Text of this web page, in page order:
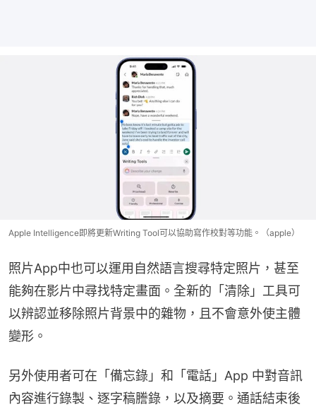
Apple Intelligence即將更新Writing Tool可以協助寫作校對等功能。（apple）
照片App中也可以運用自然語言搜尋特定照片，甚至
能夠在影片中尋找特定畫面。全新的「清除」工具可
以辨認並移除照片背景中的雜物，且不會意外使主體
變形。
另外使用者可在「備忘錄」和「電話」App 中對音訊
內容進行錄製、逐字稿謄錄，以及摘要。通話結束後